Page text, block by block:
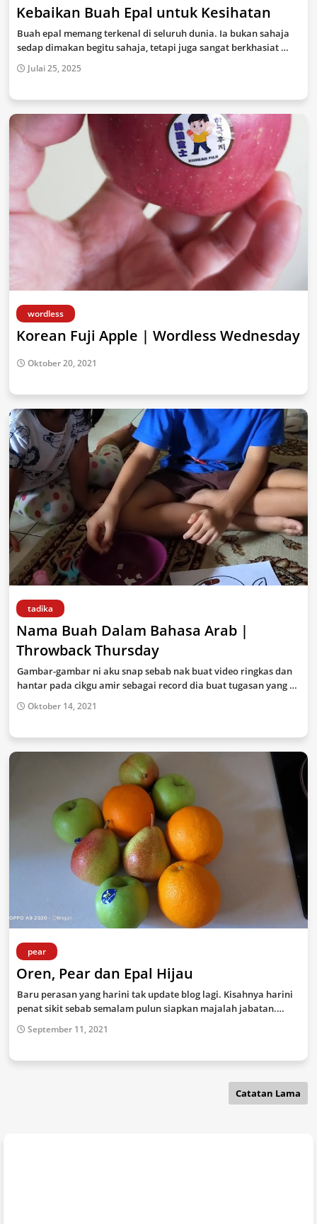
Kebaikan Buah Epal untuk Kesihatan
Buah epal memang terkenal di seluruh dunia. Ia bukan sahaja
sedap dimakan begitu sahaja, tetapi juga sangat berkhasiat …
Julai 25, 2025
wordless
Korean Fuji Apple | Wordless Wednesday
Oktober 20, 2021
tadika
Nama Buah Dalam Bahasa Arab |
Throwback Thursday
Gambar-gambar ni aku snap sebab nak buat video ringkas dan
hantar pada cikgu amir sebagai record dia buat tugasan yang …
Oktober 14, 2021
pear
Oren, Pear dan Epal Hijau
Baru perasan yang harini tak update blog lagi. Kisahnya harini
penat sikit sebab semalam pulun siapkan majalah jabatan.…
September 11, 2021
Catatan Lama